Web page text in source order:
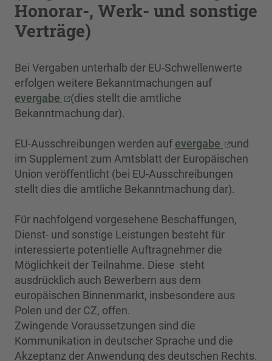
Honorar-, Werk- und sonstige
Verträge)
Bei Vergaben unterhalb der EU-Schwellenwerte
erfolgen weitere Bekanntmachungen auf
evergabe
(dies stellt die amtliche
Bekanntmachung dar).
EU-Ausschreibungen werden auf evergabe
und
im Supplement zum Amtsblatt der Europäischen
Union veröffentlicht (bei EU-Ausschreibungen
stellt dies die amtliche Bekanntmachung dar).
Für nachfolgend vorgesehene Beschaffungen,
Dienst- und sonstige Leistungen besteht für
interessierte potentielle Auftragnehmer die
Möglichkeit der Teilnahme. Diese steht
ausdrücklich auch Bewerbern aus dem
europäischen Binnenmarkt, insbesondere aus
Polen und der CZ, offen.
Zwingende Voraussetzungen sind die
Kommunikation in deutscher Sprache und die
Akzeptanz der Anwendung des deutschen Rechts.